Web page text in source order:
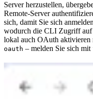
Server herzustellen,
Remote-Server
sich, damit Sie sich
wodurch die CLI Zugriff auf
lokal auch OAuth aktivieren
oauth – melden Sie sich mit